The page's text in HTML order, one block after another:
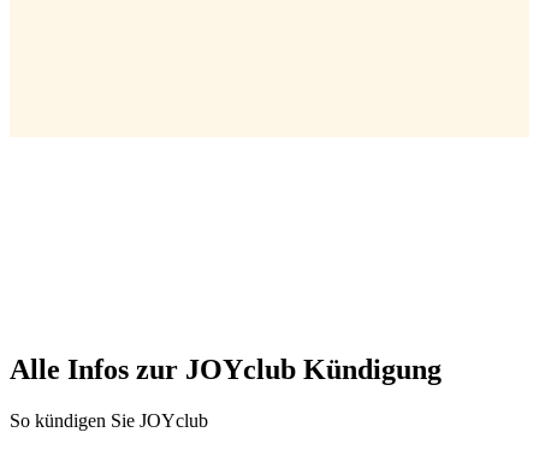
Alle Infos zur JOYclub Kündigung
So kündigen Sie JOYclub